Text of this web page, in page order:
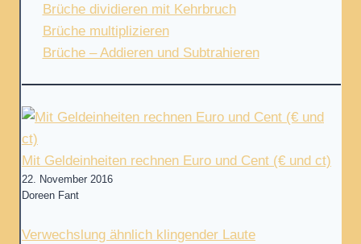
Brüche dividieren mit Kehrbruch
Brüche multiplizieren
Brüche – Addieren und Subtrahieren
Mit Geldeinheiten rechnen Euro und Cent (€ und ct)
22. November 2016
Doreen Fant
Verwechslung ähnlich klingender Laute